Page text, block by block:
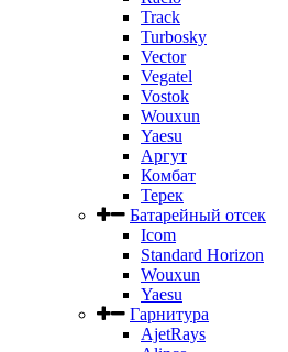
Track
Turbosky
Vector
Vegatel
Vostok
Wouxun
Yaesu
Аргут
Комбат
Терек
Батарейный отсек
Icom
Standard Horizon
Wouxun
Yaesu
Гарнитура
AjetRays